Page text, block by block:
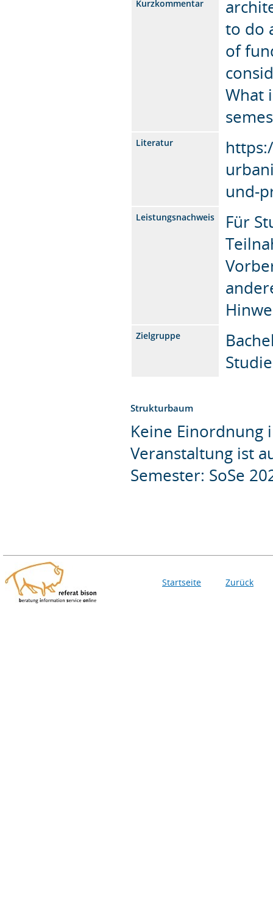
Kurzkommentar
to do
of
What
Literatur
und-
Leistungsnachweis
Für
Zielgruppe
Strukturbaum
Keine Einordnung
Veranstaltung ist
Semester: SoSe
Startseite Zurück